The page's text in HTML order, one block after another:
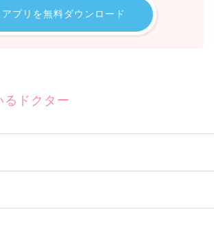
アプリを無料ダウンロード
るドクター